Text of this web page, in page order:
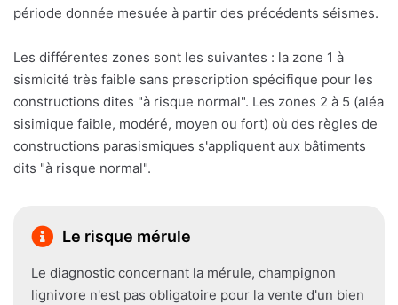
période donnée mesuée à partir des précédents séismes.
Les différentes zones sont les suivantes : la zone 1 à
sismicité très faible sans prescription spécifique pour les
constructions dites "à risque normal". Les zones 2 à 5 (aléa
sisimique faible, modéré, moyen ou fort) où des règles de
constructions parasismiques s'appliquent aux bâtiments
dits "à risque normal".
Le risque mérule
Le diagnostic concernant la mérule, champignon
lignivore n'est pas obligatoire pour la vente d'un bien